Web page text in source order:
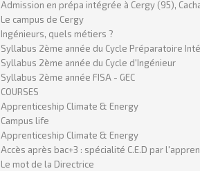
Admission en prépa intégrée à Cergy (95),
Le campus de Cergy
Ingénieurs, quels métiers ?
Syllabus 2ème année du Cycle Préparatoire
Syllabus 2ème année du Cycle d'Ingénieur
Syllabus 2ème année FISA - GEC
COURSES
Apprenticeship Climate & Energy
Campus life
Apprenticeship Climate & Energy
Accès après bac+3 : spécialité C.E.D par
Le mot de la Directrice